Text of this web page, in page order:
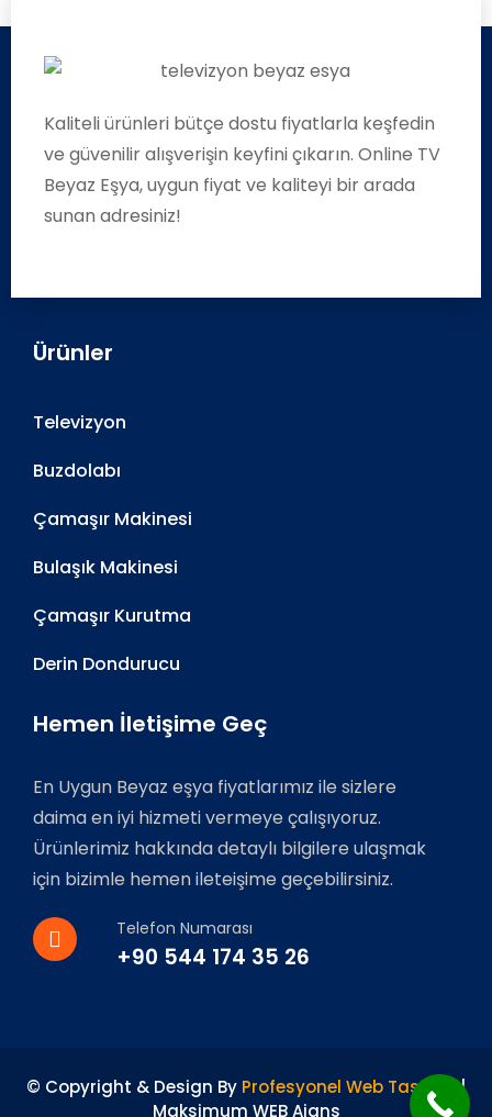
Kaliteli ürünleri bütçe dostu fiyatlarla keşfedin
ve güvenilir alışverişin keyfini çıkarın. Online TV
Beyaz Eşya, uygun fiyat ve kaliteyi bir arada
sunan adresiniz!
Ürünler
Televizyon
Buzdolabı
Çamaşır Makinesi
Bulaşık Makinesi
Çamaşır Kurutma
Derin Dondurucu
Hemen İletişime Geç
En Uygun Beyaz eşya fiyatlarımız ile sizlere
daima en iyi hizmeti vermeye çalışıyoruz.
Ürünlerimiz hakkında detaylı bilgilere ulaşmak
için bizimle hemen ileteişime geçebilirsiniz.
Telefon Numarası
+90 544 174 35 26
© Copyright & Design By Profesyonel Web Tasarım|
Maksimum WEB Ajans